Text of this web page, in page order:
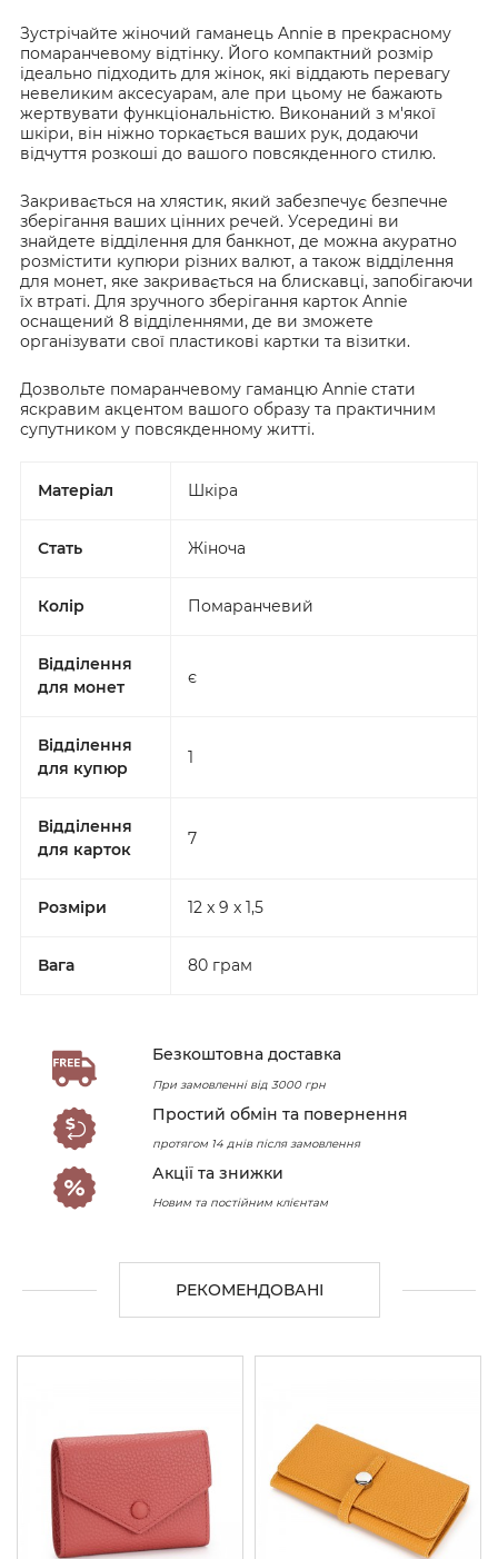
Зустрічайте жіночий гаманець Annie в прекрасному
помаранчевому відтінку. Його компактний розмір
ідеально підходить для жінок, які віддають перевагу
невеликим аксесуарам, але при цьому не бажають
жертвувати функціональністю. Виконаний з м'якої
шкіри, він ніжно торкається ваших рук, додаючи
відчуття розкоші до вашого повсякденного стилю.
Закривається на хлястик, який забезпечує безпечне
зберігання ваших цінних речей. Усередині ви
знайдете відділення для банкнот, де можна акуратно
розмістити купюри різних валют, а також відділення
для монет, яке закривається на блискавці, запобігаючи
їх втраті. Для зручного зберігання карток Annie
оснащений 8 відділеннями, де ви зможете
організувати свої пластикові картки та візитки.
Дозвольте помаранчевому гаманцю Annie стати
яскравим акцентом вашого образу та практичним
супутником у повсякденному житті.
Матеріал Шкіра
Стать Жіноча
Колір Помаранчевий
Відділення
для монет
є
Відділення
для купюр
1
Відділення
для карток
7
Розміри 12 x 9 x 1,5
Вага 80 грам
Безкоштовна доставка
При замовленні від 3000 грн
Простий обмін та повернення
протягом 14 днів після замовлення
Акції та знижки
Новим та постійним клієнтам
РЕКОМЕНДОВАНІ